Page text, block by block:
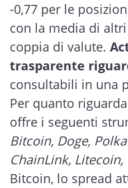
-0,77 per le
con la media di
coppia di valute.
trasparente
consultabili in una
Per quanto
offre i seguenti
Bitcoin, Doge,
ChainLink,
Bitcoin, lo spread